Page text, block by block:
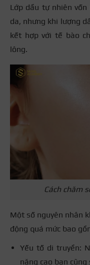
Lớp dầu tự nhiên
da, nhưng khi lượng
kết hợp với tế bào
lông.
Cách chăm
Một số nguyên nhân
động quá mức bao
Yếu tố di truyền:
năng cao bạn